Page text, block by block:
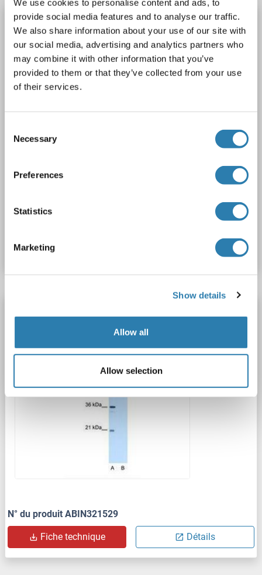
We use cookies to personalise content and ads, to
provide social media features and to analyse our traffic.
We also share information about your use of our site with
our social media, advertising and analytics partners who
may combine it with other information that you’ve
provided to them or that they’ve collected from your use
of their services.
Selection
Necessary
Preferences
Statistics
Marketing
Show details
Allow all
Allow selection
CROT anticorps (AA 1-612)
Hôte: Lapin
unconjugated
1 image
Fiche technique
Hôte: Lapin
Polyclonal unconjugated
N° du produit ABIN321529
Fiche technique Détails